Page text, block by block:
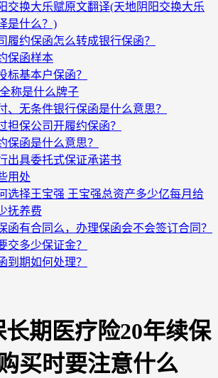
交换大乐赋原文翻译(天地阴阳交换大乐
是什么？)
履约保函怎么转成银行保函？
保函样本
标基本户保函？
称是什么牌子
、无条件银行保函是什么意思？
担保公司开履约保函？
保函是什么意思？
出具委托式保证承诺书
用处
选择王宝强 王宝强总资产多少亿每月给
抚养费
函有合同么，办理保函会不会签订合同？
交多少保证金？
到期如何处理？
长期医疗险20年续保
买时要注意什么